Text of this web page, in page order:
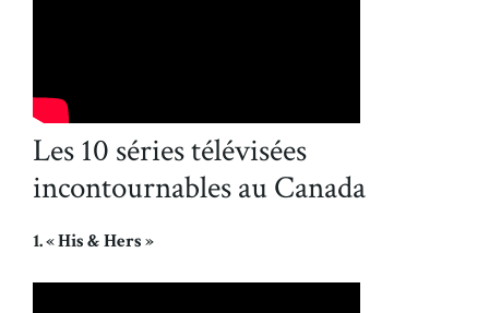
Les 10 séries télévisées
incontournables au Canada
1. « His & Hers »